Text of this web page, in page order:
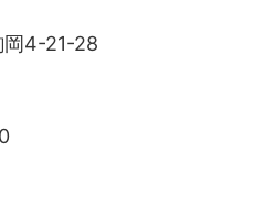
岡4-21-28